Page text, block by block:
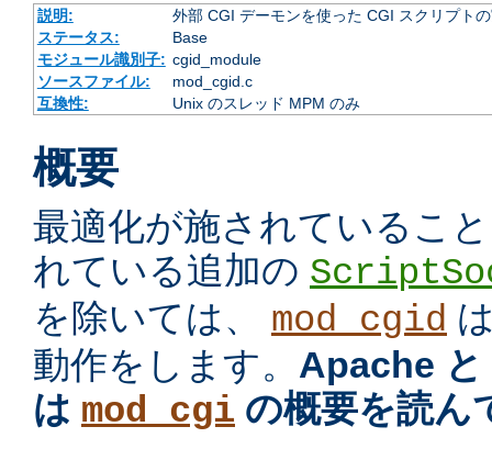
説明:
外部 CGI デーモンを使った CGI スクリプト
ステータス:
Base
モジュール識別子: cgid_module
ソースファイル:
mod_cgid.c
互換性:
Unix のスレッド MPM のみ
概要
最適化が施されているこ
れている追加の
を除いては、 mod_cgid
動作をします。 Apache と
は mod_cgi の概要を読ん